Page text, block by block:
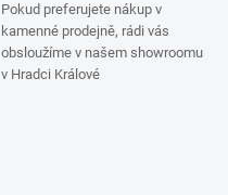
Pokud preferujete nákup v
kamenné prodejně, rádi vás
obsloužíme v našem showroomu
v Hradci Králové